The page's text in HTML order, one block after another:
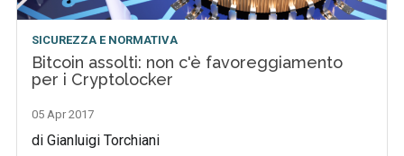
SICUREZZA E NORMATIVA
Bitcoin assolti: non c'è favoreggiamento
per i Cryptolocker
05 Apr 2017
di Gianluigi Torchiani